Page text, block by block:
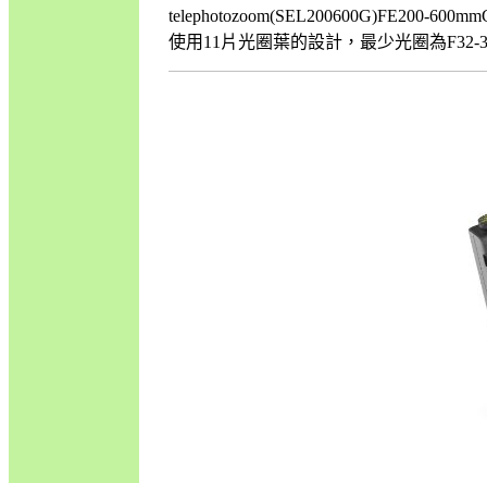
telephotozoom(SEL200600G)FE200-
使用11片光圈葉的設計，最少光圈為F32-